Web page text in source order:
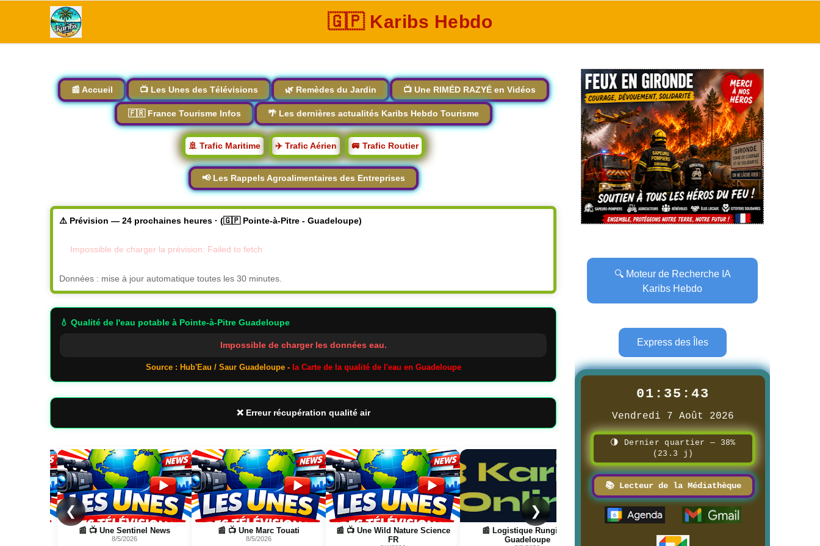
🇬🇵 Karibs Hebdo
📰 Accueil 📺 Les Unes des Télévisions 🌿 Remèdes du Jardin 📺 Une RIMÉD RAZYÉ en Vidéos
🇫🇷 France Tourisme Infos 🌴 Les dernières actualités Karibs Hebdo Tourisme
🚢 Trafic Maritime ✈️ Trafic Aérien 🚐 Trafic Routier
📢 Les Rappels Agroalimentaires des Entreprises
⚠️ Prévision — 24 prochaines heures · (🇬🇵 Pointe-à-Pitre - Guadeloupe)
Impossible de charger la prévision: Failed to fetch
Données : mise à jour automatique toutes les 30 minutes.
💧 Qualité de l'eau potable à Pointe-à-Pitre Guadeloupe
Impossible de charger les données eau.
Source : Hub'Eau / Saur Guadeloupe - la Carte de la qualité de l'eau en Guadeloupe
❌ Erreur récupération qualité air
❮
Page
📰 📺 Une Sentinel News
8/5/2026
Page
📰 📺 Une Marc Touati
8/5/2026
Page
📰 📺 Une Wild Nature Science
FR
📰 Logistique Rungis →
Guadeloupe
boulistenautes
❯
🔍 Moteur de Recherche IA
Karibs Hebdo
Express des Îles
01:35:44
Vendredi 7 Août 2026
🌗 Dernier quartier — 38%
(23.3 j)
📚 Lecteur de la Médiathèque